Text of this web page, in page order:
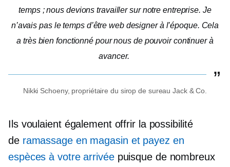
temps ; nous devions travailler sur notre entreprise. Je
n’avais pas le temps d’être web designer à l’époque. Cela
a très bien fonctionné pour nous de pouvoir continuer à
avancer.
Nikki Schoeny, propriétaire du sirop de sureau Jack & Co.
Ils voulaient également offrir la possibilité
de ramassage en magasin et payez en
espèces à votre arrivéepuisque de nombreux